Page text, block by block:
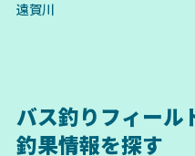
遠賀川
バス釣りフィール
釣果情報を探す